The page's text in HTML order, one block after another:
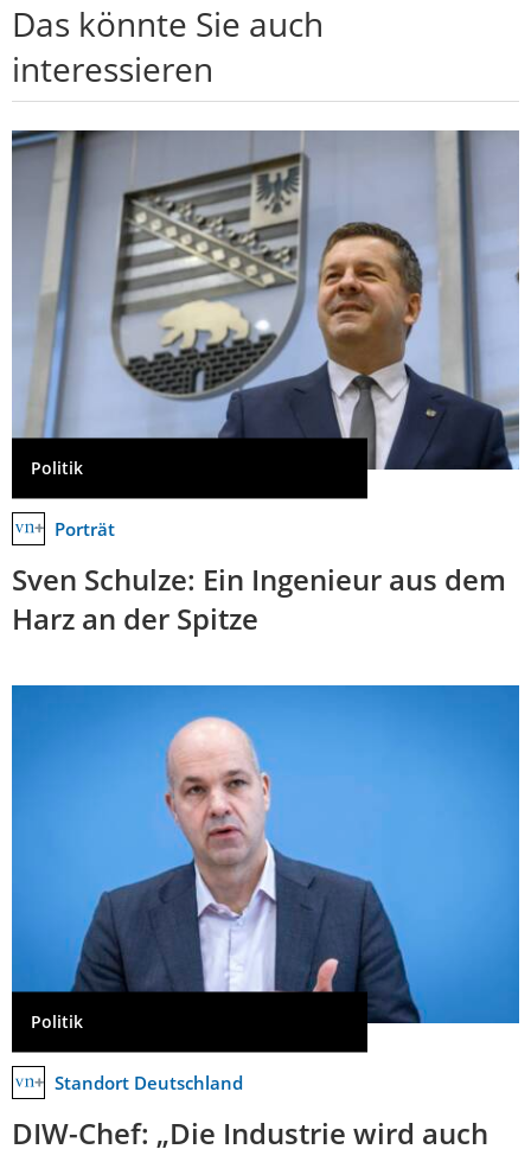
Das könnte Sie auch
interessieren
Politik
Porträt
Sven Schulze: Ein Ingenieur aus dem
Harz an der Spitze
Politik
Standort Deutschland
DIW-Chef: „Die Industrie wird auch